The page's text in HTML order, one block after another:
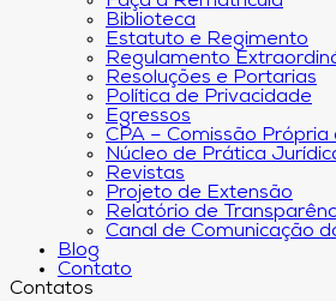
Biblioteca
Estatuto e Regimento
Regulamento
Resoluções e Portarias
Política de Privacidade
Egressos
CPA – Comissão Própria
Núcleo de Prática
Revistas
Projeto de Extensão
Relatório de
Canal de Comunicação
Blog
Contato
Contatos